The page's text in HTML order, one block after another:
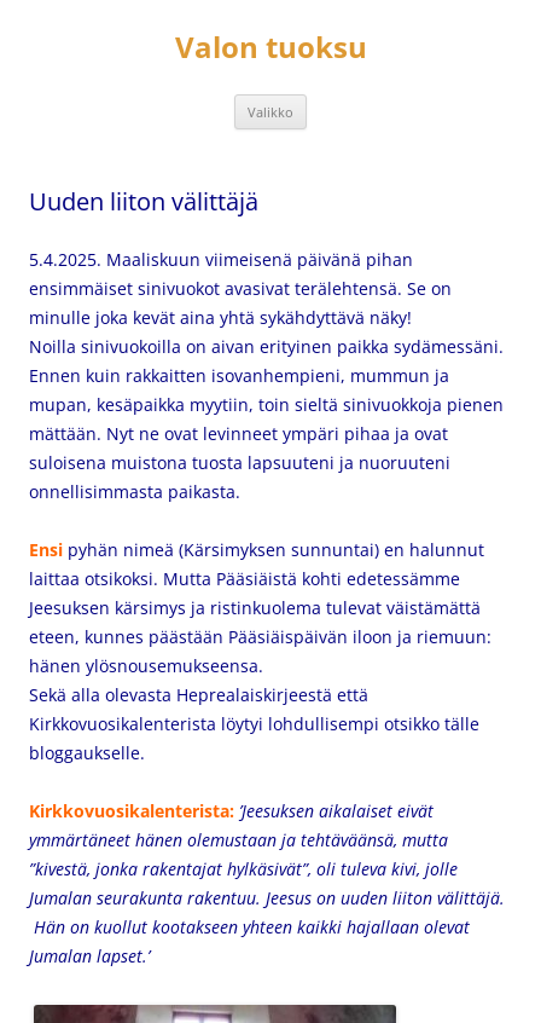
Valon tuoksu
Valikko
Uuden liiton välittäjä
5.4.2025. Maaliskuun viimeisenä päivänä pihan
ensimmäiset sinivuokot avasivat terälehtensä. Se on
minulle joka kevät aina yhtä sykähdyttävä näky!
Noilla sinivuokoilla on aivan erityinen paikka sydämessäni.
Ennen kuin rakkaitten isovanhempieni, mummun ja
mupan, kesäpaikka myytiin, toin sieltä sinivuokkoja pienen
mättään. Nyt ne ovat levinneet ympäri pihaa ja ovat
suloisena muistona tuosta lapsuuteni ja nuoruuteni
onnellisimmasta paikasta.
Ensi pyhän nimeä (Kärsimyksen sunnuntai) en halunnut
laittaa otsikoksi. Mutta Pääsiäistä kohti edetessämme
Jeesuksen kärsimys ja ristinkuolema tulevat väistämättä
eteen, kunnes päästään Pääsiäispäivän iloon ja riemuun:
hänen ylösnousemukseensa.
Sekä alla olevasta Heprealaiskirjeestä että
Kirkkovuosikalenterista löytyi lohdullisempi otsikko tälle
bloggaukselle.
Kirkkovuosikalenterista: ’Jeesuksen aikalaiset eivät
ymmärtäneet hänen olemustaan ja tehtäväänsä, mutta
”kivestä, jonka rakentajat hylkäsivät”, oli tuleva kivi, jolle
Jumalan seurakunta rakentuu. Jeesus on uuden liiton välittäjä.
Hän on kuollut kootakseen yhteen kaikki hajallaan olevat
Jumalan lapset.’